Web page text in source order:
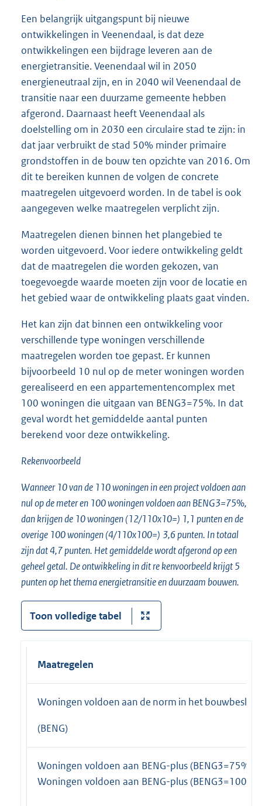
Een belangrijk uitgangspunt bij nieuwe
ontwikkelingen in Veenendaal, is dat deze
ontwikkelingen een bijdrage leveren aan de
energietransitie. Veenendaal wil in 2050
energieneutraal zijn, en in 2040 wil Veenendaal de
transitie naar een duurzame gemeente hebben
afgerond. Daarnaast heeft Veenendaal als
doelstelling om in 2030 een circulaire stad te zijn: in
dat jaar verbruikt de stad 50% minder primaire
grondstoffen in de bouw ten opzichte van 2016. Om
dit te bereiken kunnen de volgen de concrete
maatregelen uitgevoerd worden. In de tabel is ook
aangegeven welke maatregelen verplicht zijn.
Maatregelen dienen binnen het plangebied te
worden uitgevoerd. Voor iedere ontwikkeling geldt
dat de maatregelen die worden gekozen, van
toegevoegde waarde moeten zijn voor de locatie en
het gebied waar de ontwikkeling plaats gaat vinden.
Het kan zijn dat binnen een ontwikkeling voor
verschillende type woningen verschillende
maatregelen worden toe gepast. Er kunnen
bijvoorbeeld 10 nul op de meter woningen worden
gerealiseerd en een appartementencomplex met
100 woningen die uitgaan van BENG3=75%. In dat
geval wordt het gemiddelde aantal punten
berekend voor deze ontwikkeling.
Rekenvoorbeeld
Wanneer 10 van de 110 woningen in een project voldoen aan
nul op de meter en 100 woningen voldoen aan BENG3=75%,
dan krijgen de 10 woningen (12/110x10=) 1,1 punten en de
overige 100 woningen (4/110x100=) 3,6 punten. In totaal
zijn dat 4,7 punten. Het gemiddelde wordt afgerond op een
geheel getal. De ontwikkeling in dit re kenvoorbeeld krijgt 5
punten op het thema energietransitie en duurzaam bouwen.
Toon volledige tabel
Maatregelen
Woningen voldoen aan de norm in het bouwbesluit
(BENG)
Woningen voldoen aan BENG-plus (BENG3=75%)
Woningen voldoen aan BENG-plus (BENG3=100%)